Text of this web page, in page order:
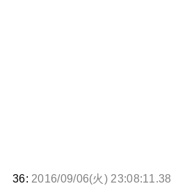
36: 2016/09/06(火) 23:08:11.38